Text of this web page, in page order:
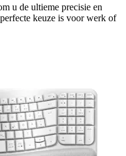
u de ultieme precisie en
keuze is voor werk of